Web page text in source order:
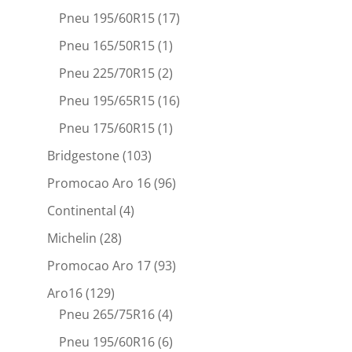
Pneu 195/60R15(17)
Pneu 165/50R15(1)
Pneu 225/70R15(2)
Pneu 195/65R15(16)
Pneu 175/60R15(1)
Bridgestone(103)
Promocao Aro 16(96)
Continental (4)
Michelin (28)
Promocao Aro 17(93)
Aro16(129)
Pneu 265/75R16(4)
Pneu 195/60R16(6)